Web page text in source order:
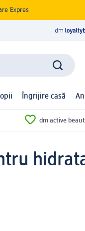
Expres
Îngrijire casă
dm active